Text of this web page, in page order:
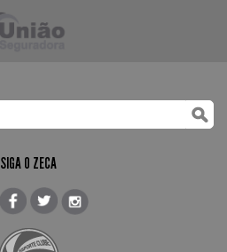
SIGA O ZECA